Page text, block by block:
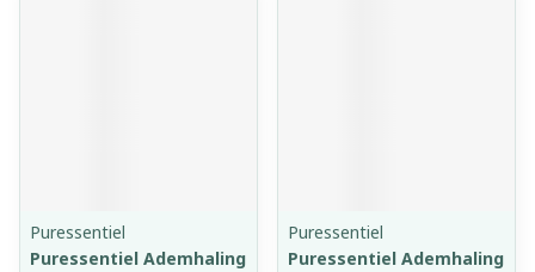
Puressentiel
Puressentiel Ademhaling
Puressentiel
Puressentiel Ademhaling